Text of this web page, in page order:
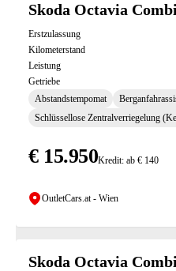
Skoda Octavia
Erstzulassung
Kilometerstand
Leistung
Getriebe
Abstandstempomat
Schlüssellose Zentralverriegelung
€ 15.950Kredit: ab € 140
OutletCars.at - Wien
Skoda Octavia